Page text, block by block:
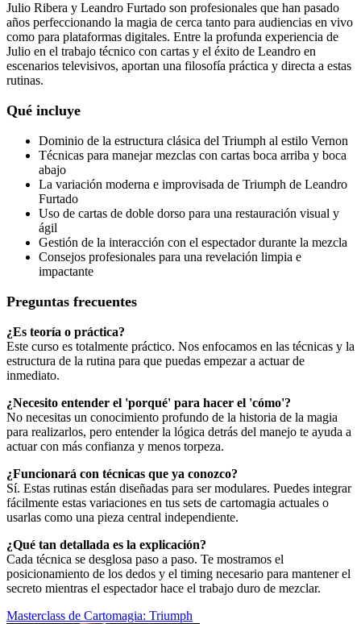
Julio Ribera y Leandro Furtado son profesionales que han pasado
años perfeccionando la magia de cerca tanto para audiencias en vivo
como para plataformas digitales. Entre la profunda experiencia de
Julio en el trabajo técnico con cartas y el éxito de Leandro en
escenarios televisivos, aportan una filosofía práctica y directa a estas
rutinas.
Qué incluye
Dominio de la estructura clásica del Triumph al estilo Vernon
Técnicas para manejar mezclas con cartas boca arriba y boca
abajo
La variación moderna e improvisada de Triumph de Leandro
Furtado
Uso de cartas de doble dorso para una restauración visual y
ágil
Gestión de la interacción con el espectador durante la mezcla
Consejos profesionales para una revelación limpia e
impactante
Preguntas frecuentes
¿Es teoría o práctica?
Este curso es totalmente práctico. Nos enfocamos en las técnicas y la
estructura de la rutina para que puedas empezar a actuar de
inmediato.
¿Necesito entender el 'porqué' para hacer el 'cómo'?
No necesitas un conocimiento profundo de la historia de la magia
para realizarlos, pero entender la lógica detrás del manejo te ayuda a
actuar con más confianza y menos torpeza.
¿Funcionará con técnicas que ya conozco?
Sí. Estas rutinas están diseñadas para ser modulares. Puedes integrar
fácilmente estas variaciones en tus sets de cartomagia actuales o
usarlas como una pieza central independiente.
¿Qué tan detallada es la explicación?
Cada técnica se desglosa paso a paso. Te mostramos el
posicionamiento de los dedos y el timing necesario para mantener el
secreto mientras el espectador hace el trabajo duro de mezclar.
Masterclass de Cartomagia: Triumph